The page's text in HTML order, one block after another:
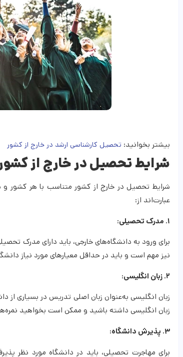
بیشتر بخوانید: تحصیل کارشناسی ارشد در خارج از کشور
شرایط تحصیل در خارج از
شرایط تحصیل در خارج از کشور متناسب با هر کشور و
عبارت‌اند از:
۱. مدرک تحصیلی:
برای ورود به دانشگاه‌های خارجی، باید دارای مدرک
نیز مهم است و باید در حداقل معیارهای مورد نیاز
۲. زبان انگلیسی:
زبان انگلیسی به‌عنوان زبان‌ اصلی تدریس در بسیاری از
زبان انگلیسی داشته باشید و ممکن است بخواهید
۳. پذیرش دانشگاه:
برای مهاجرت تحصیلی، باید در دانشگاه مورد نظر